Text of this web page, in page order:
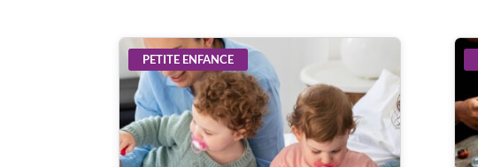
PETITE ENFANCE